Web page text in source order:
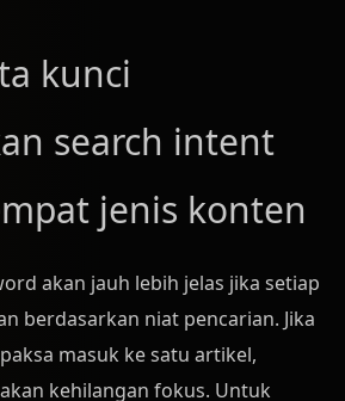
kunci
search intent
jenis konten
akan jauh lebih jelas jika setiap
berdasarkan niat pencarian. Jika
masuk ke satu artikel,
kehilangan fokus. Untuk